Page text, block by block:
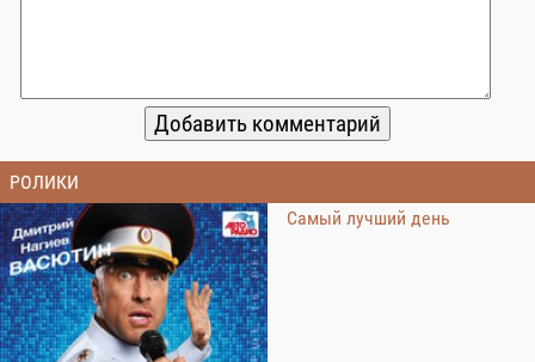
РОЛИКИ
Самый лучший день